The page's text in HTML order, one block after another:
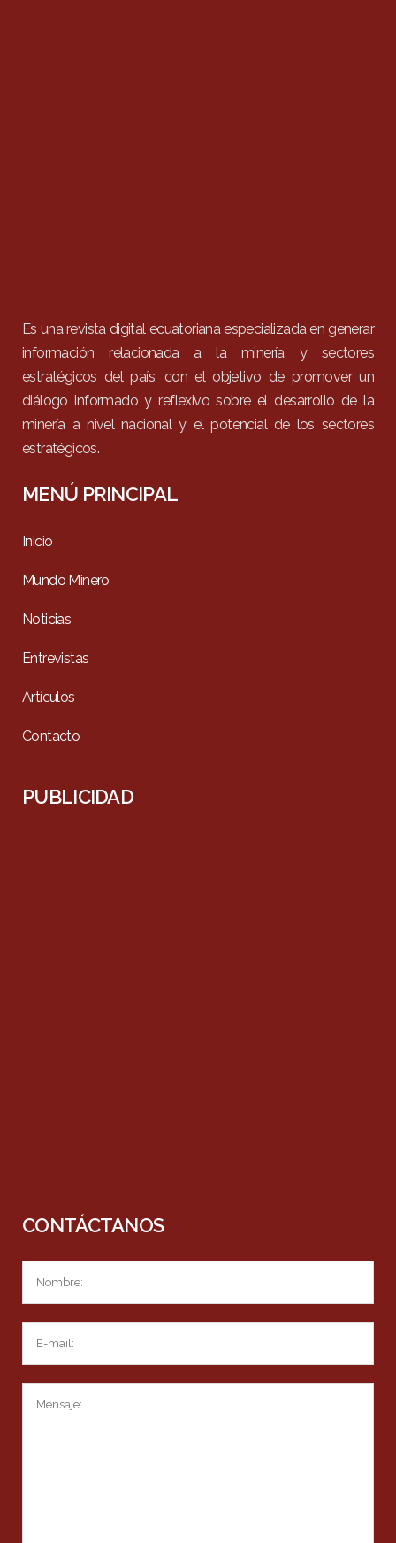
Es una revista digital ecuatoriana especializada en generar
información relacionada a la minería y sectores
estratégicos del país, con el objetivo de promover un
diálogo informado y reflexivo sobre el desarrollo de la
minería a nivel nacional y el potencial de los sectores
estratégicos.
MENÚ PRINCIPAL
Inicio
Mundo Minero
Noticias
Entrevistas
Artículos
Contacto
PUBLICIDAD
CONTÁCTANOS